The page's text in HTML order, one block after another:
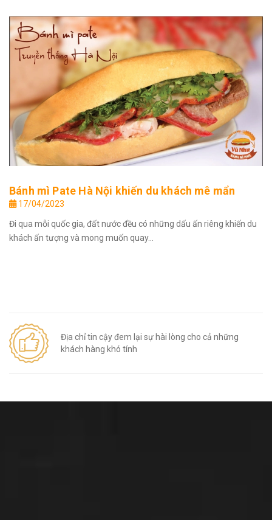
Bánh mì Pate Hà Nội khiến du khách mê mẩn
17/04/2023
Đi qua mỗi quốc gia, đất nước đều có những dấu ấn riêng khiến du
khách ấn tượng và mong muốn quay...
Địa chỉ tin cậy đem lại sự hài lòng cho cả những
khách hàng khó tính